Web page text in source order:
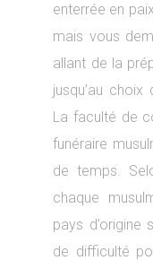
enterrée en
mais vous
allant de la
jusqu’au choix
La faculté de
funéraire
de temps.
chaque
pays
de difficulté